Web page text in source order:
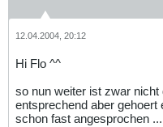
12.04.2004, 20:12
Hi Flo ^^
so nun weiter ist zwar
entsprechend aber
schon fast angesprochen ...